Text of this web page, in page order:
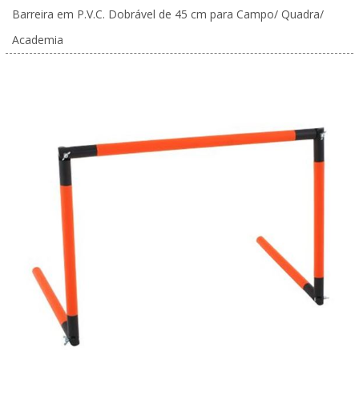
Barreira em P.V.C. Dobrável de 45 cm para Campo/ Quadra/
Academia